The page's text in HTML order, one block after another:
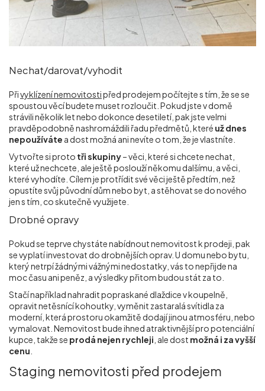
Nechat/darovat/vyhodit
Přivyklízení nemovitostipřed prodejem počítejte s tím, že se se
spoustou věcí budete muset rozloučit. Pokud jste v domě
strávili několik let nebo dokonce desetiletí, pak jste velmi
pravděpodobně nashromáždili řadu předmětů, které už dnes
nepoužíváte a dost možná ani nevíte o tom, že je vlastníte.
Vytvořte si proto tři skupiny– věci, které si chcete nechat,
které už nechcete, ale ještě poslouží někomu dalšímu, a věci,
které vyhodíte. Cílem je protřídit své věci ještě předtím, než
opustíte svůj původní dům nebo byt, a stěhovat se do nového
jen s tím, co skutečně využijete.
Drobné opravy
Pokud se teprve chystáte nabídnout nemovitost k prodeji, pak
se vyplatí investovat do drobnějších oprav. U domu nebo bytu,
který netrpí žádnými vážnými nedostatky, vás to nepřijde na
moc času ani peněz, a výsledky přitom budou stát za to.
Stačí například nahradit popraskané dlaždice v koupelně,
opravit netěsnící kohoutky, vyměnit zastaralá svítidla za
moderní, která prostoru okamžitě dodají jinou atmosféru, nebo
vymalovat. Nemovitost bude ihned atraktivnější pro potenciální
kupce, takže se prodá nejen rychleji , ale dost možná i za vyšší
cenu
Staging nemovitosti před prodejem